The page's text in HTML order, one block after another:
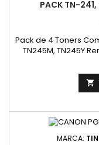
PACK TN-
Pack de 4 Toners
TN245M, TN245Y
Rendimento

MARCA: